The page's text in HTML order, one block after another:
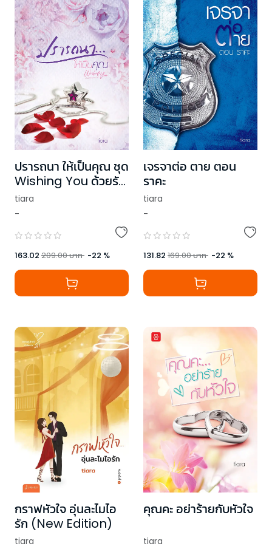
ปรารถนา ให้เป็นคุณ ชุด
Wishing You ด้วยรัก
และปรารถนา
tiara
-
163.02 209.00บาท -22 %
เจรจาต่อ ตาย ตอน
ราคะ
tiara
-
131.82 169.00บาท -22 %
กราฟหัวใจ อุ่นละไมไอ
รัก (New Edition)
tiara
คุณคะ อย่าร้ายกับหัวใจ
tiara